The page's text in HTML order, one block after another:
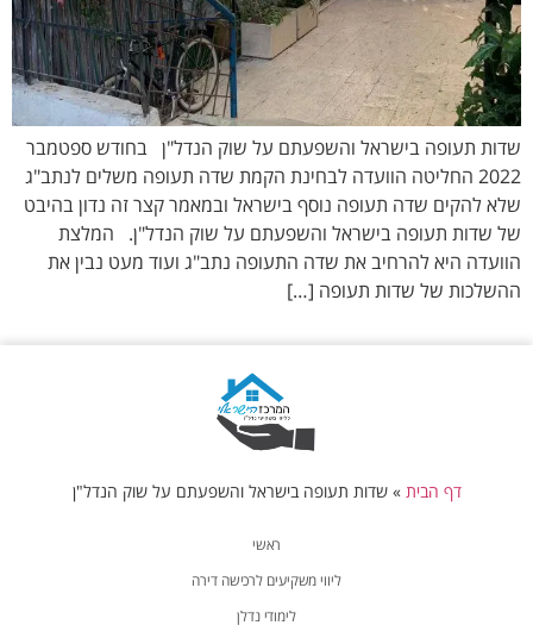
שדות תעופה בישראל והשפעתם על שוק הנדל"ן בחודש ספטמבר
2022 החליטה הוועדה לבחינת הקמת שדה תעופה משלים לנתב"ג
שלא להקים שדה תעופה נוסף בישראל ובמאמר קצר זה נדון בהיבט
של שדות תעופה בישראל והשפעתם על שוק הנדל"ן. המלצת
הוועדה היא להרחיב את שדה התעופה נתב"ג ועוד מעט נבין את
ההשלכות של שדות תעופה […]
ראשי
ליווי משקיעים לרכישה דירה
לימודי נדלן
דף הבית »שדות תעופה בישראל והשפעתם על שוק הנדל"ן